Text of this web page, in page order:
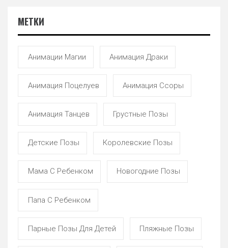
МЕТКИ
Анимации Магии Анимация Драки
Анимация Поцелуев Анимация Ссоры
Анимация Танцев Грустные Позы
Детские Позы Королевские Позы
Мама С Ребенком Новогодние Позы
Папа С Ребенком
Парные Позы Для Детей Пляжные Позы